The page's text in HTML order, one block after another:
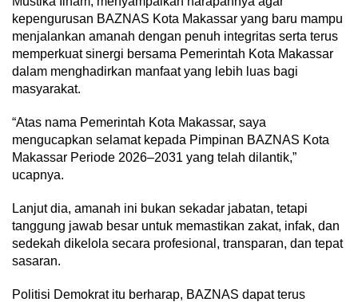
kepengurusan BAZNAS Kota Makassar yang baru mampu
menjalankan amanah dengan penuh integritas serta terus
memperkuat sinergi bersama Pemerintah Kota Makassar
dalam menghadirkan manfaat yang lebih luas bagi
masyarakat.
“Atas nama Pemerintah Kota Makassar, saya
mengucapkan selamat kepada Pimpinan BAZNAS Kota
Makassar Periode 2026–2031 yang telah dilantik,”
ucapnya.
Lanjut dia, amanah ini bukan sekadar jabatan, tetapi
tanggung jawab besar untuk memastikan zakat, infak, dan
sedekah dikelola secara profesional, transparan, dan tepat
sasaran.
Politisi Demokrat itu berharap, BAZNAS dapat terus